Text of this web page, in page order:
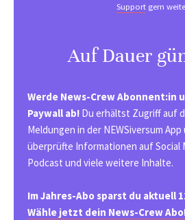
Support gern
Auf Dauer
Werde News-Crew Abonnent:in
Paywall ab! Du erhältst Zugriff auf
Meldungen in der NEWSiversum App
überprüfte Informationen auf Social
Podcast und viele weitere Inhalte.
Im Jahres-Abo sparst du aktuell
Wähle jetzt dein News-Crew